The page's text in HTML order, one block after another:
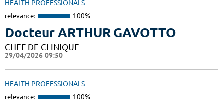
HEALTH PROFESSIONALS
relevance: 100%
Docteur ARTHUR GAVOTTO
CHEF DE CLINIQUE
29/04/2026 09:50
HEALTH PROFESSIONALS
relevance: 100%